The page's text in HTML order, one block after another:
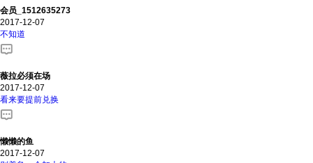
会员_1512635273
2017-12-07
不知道
薇拉必须在场
2017-12-07
看来要提前兑换
懒懒的鱼
2017-12-07